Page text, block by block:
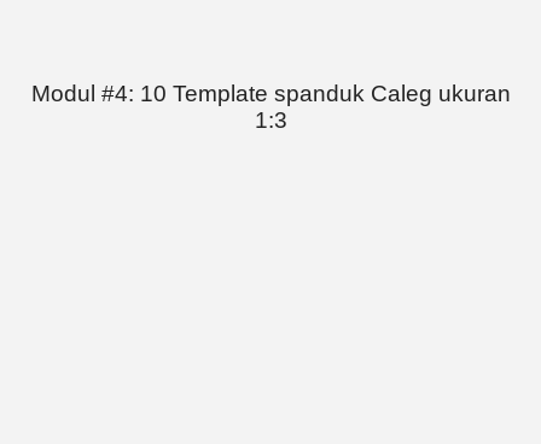
Modul #4: 10 Template spanduk Caleg ukuran
1:3